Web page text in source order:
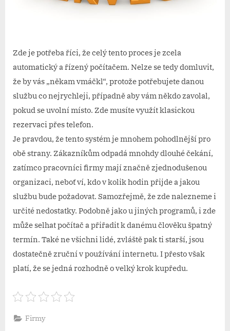
Zde je potřeba říci, že celý tento proces je zcela
automatický a řízený počítačem. Nelze se tedy domluvit,
že by vás „někam vmáčkl“, protože potřebujete danou
službu co nejrychleji, případně aby vám někdo zavolal,
pokud se uvolní místo. Zde musíte využít klasickou
rezervaci přes telefon.
Je pravdou, že tento systém je mnohem pohodlnější pro
obě strany. Zákazníkům odpadá mnohdy dlouhé čekání,
zatímco pracovníci firmy mají značně zjednodušenou
organizaci, neboť ví, kdo v kolik hodin přijde a jakou
službu bude požadovat. Samozřejmě, že zde nalezneme i
určité nedostatky. Podobně jako u jiných programů, i zde
může selhat počítač a přiřadit k danému člověku špatný
termín. Také ne všichni lidé, zvláště pak ti starší, jsou
dostatečně zruční v používání internetu. I přesto však
platí, že se jedná rozhodně o velký krok kupředu.
Firmy